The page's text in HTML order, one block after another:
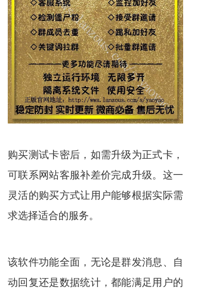
购买测试卡密后，如需升级为正式卡，
可联系网站客服补差价完成升级。这一
灵活的购买方式让用户能够根据实际需
求选择适合的服务。
该软件功能全面，无论是群发消息、自
动回复还是数据统计，都能满足用户的